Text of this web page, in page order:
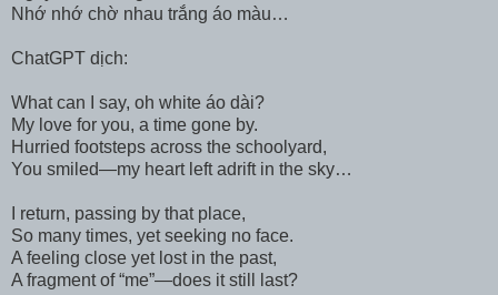
Nhớ nhớ chờ nhau trắng áo màu…
ChatGPT dịch:
What can I say, oh white áo dài?
My love for you, a time gone by.
Hurried footsteps across the schoolyard,
You smiled—my heart left adrift in the sky…
I return, passing by that place,
So many times, yet seeking no face.
A feeling close yet lost in the past,
A fragment of “me”—does it still last?